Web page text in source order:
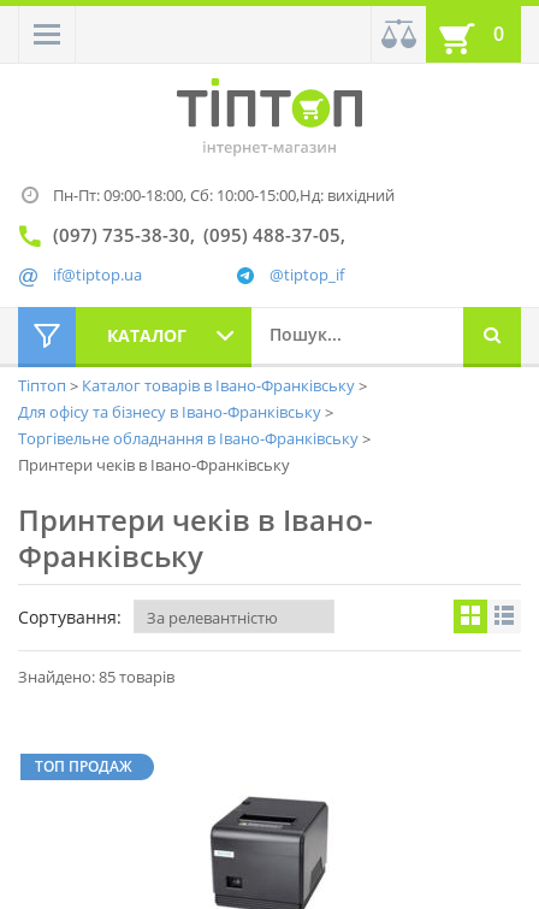
0
Пн-Пт: 09:00-18:00,Сб: 10:00-15:00,Нд: вихідний
(097) 735-38-30 (095) 488-37-05
@tiptop_if
if@tiptop.ua
КАТАЛОГ
Тіптоп
Каталог товарів в Івано-Франківську
Для офісу та бізнесу в Івано-Франківську
Торгівельне обладнання в Івано-Франківську
Принтери чеків в Івано-Франківську
Принтери чеків в Івано-
Франківську
Сортування:
Знайдено: 85 товарів
ТОП ПРОДАЖ